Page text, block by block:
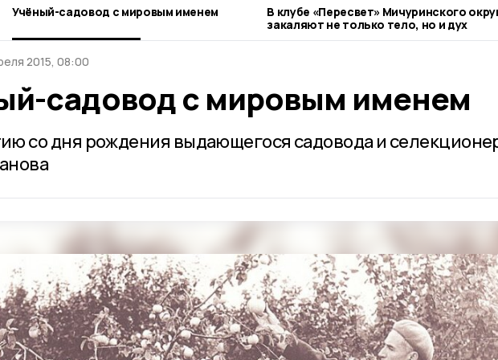
Учёный-садовод с мировым именем
В клубе «Пересвет» Мичуринского
закаляют не только тело, но и дух
2015, 08:00
садовод с мировым именем
со дня рождения выдающегося садовода и